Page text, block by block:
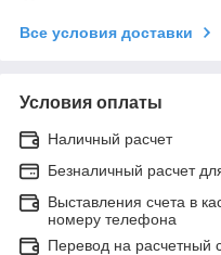
Все условия доставки
Условия оплаты
Наличный расчет
Безналичный расчет
Выставления счета в
номеру телефона
Перевод на расчетный